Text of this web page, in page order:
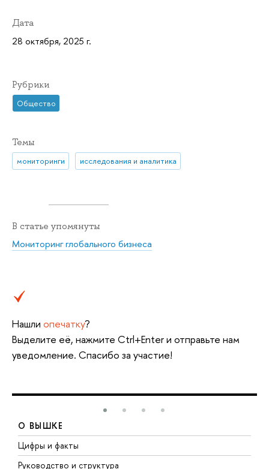
Дата
28 октября, 2025 г.
Рубрики
Общество
Темы
мониторинги исследования и аналитика
В статье упомянуты
Мониторинг глобального бизнеса
Нашли опечатку?
Выделите её, нажмите Ctrl+Enter и отправьте нам
уведомление. Спасибо за участие!
О ВЫШКЕ
Цифры и факты
Руководство и структура